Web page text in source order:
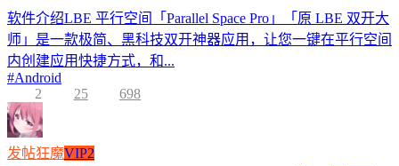
软件介绍LBE 平行空间「Parallel Space Pro」「原 LBE 双开大
师」是一款极简、黑科技双开神器应用，让您一键在平行空间
内创建应用快捷方式，和...
#Android
2
25 698
发帖狂魔VIP2